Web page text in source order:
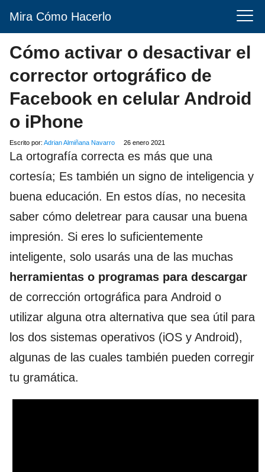
Mira Cómo Hacerlo
Cómo activar o desactivar el
corrector ortográfico de
Facebook en celular Android
o iPhone
Escrito por: Adrian Almiñana Navarro 26 enero 2021
La ortografía correcta es más que una
cortesía; Es también un signo de inteligencia y
buena educación. En estos días, no necesita
saber cómo deletrear para causar una buena
impresión. Si eres lo suficientemente
inteligente, solo usarás una de las muchas
herramientas o programas para descargar
de corrección ortográfica para Android o
utilizar alguna otra alternativa que sea útil para
los dos sistemas operativos (iOS y Android),
algunas de las cuales también pueden corregir
tu gramática.